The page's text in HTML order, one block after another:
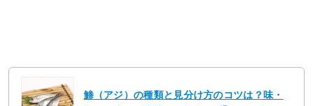
鯵（アジ）の種類と見分け方のコツは？味・